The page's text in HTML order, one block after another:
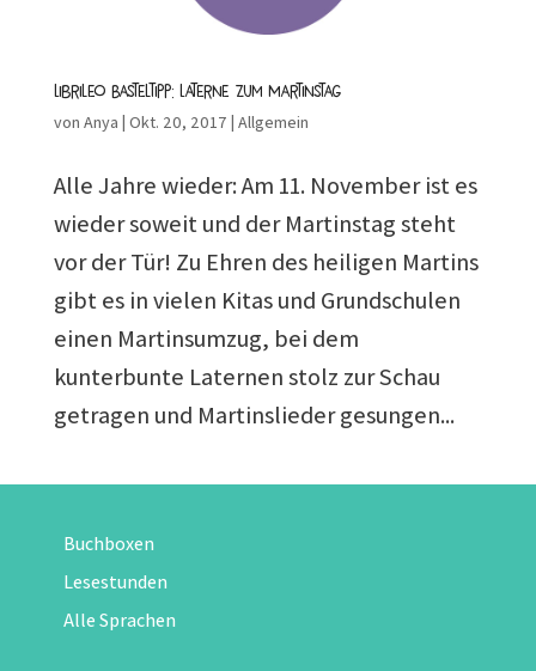
Librileo Basteltipp: Laterne zum Martinstag
von Anya | Okt. 20, 2017 | Allgemein
Alle Jahre wieder: Am 11. November ist es
wieder soweit und der Martinstag steht
vor der Tür! Zu Ehren des heiligen Martins
gibt es in vielen Kitas und Grundschulen
einen Martinsumzug, bei dem
kunterbunte Laternen stolz zur Schau
getragen und Martinslieder gesungen...
Buchboxen
Lesestunden
Alle Sprachen